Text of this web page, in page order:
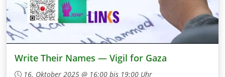
Write Their Names — Vigil for Gaza
16. Oktober 2025 @ 16:00 bis 19:00 Uhr